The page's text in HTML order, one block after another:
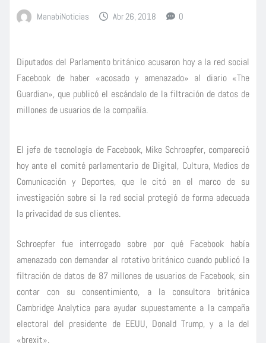
ManabiNoticias Abr 26, 2018 0
Diputados del Parlamento británico acusaron hoy a la red social
Facebook de haber «acosado y amenazado» al diario «The
Guardian», que publicó el escándalo de la filtración de datos de
millones de usuarios de la compañía.
El jefe de tecnología de Facebook, Mike Schroepfer, compareció
hoy ante el comité parlamentario de Digital, Cultura, Medios de
Comunicación y Deportes, que le citó en el marco de su
investigación sobre si la red social protegió de forma adecuada
la privacidad de sus clientes.
Schroepfer fue interrogado sobre por qué Facebook había
amenazado con demandar al rotativo británico cuando publicó la
filtración de datos de 87 millones de usuarios de Facebook, sin
contar con su consentimiento, a la consultora británica
Cambridge Analytica para ayudar supuestamente a la campaña
electoral del presidente de EEUU, Donald Trump, y a la del
«brexit».